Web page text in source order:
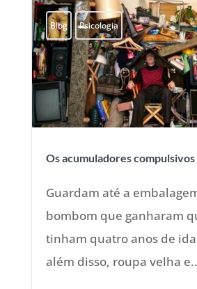
Blog Psicologia
Os acumuladores compulsivos
Guardam até a
bombom que ganharam
tinham quatro anos de
além disso, roupa velha